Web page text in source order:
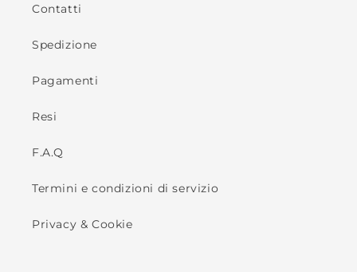
Contatti
Spedizione
Pagamenti
Resi
F.A.Q
Termini e condizioni di servizio
Privacy & Cookie